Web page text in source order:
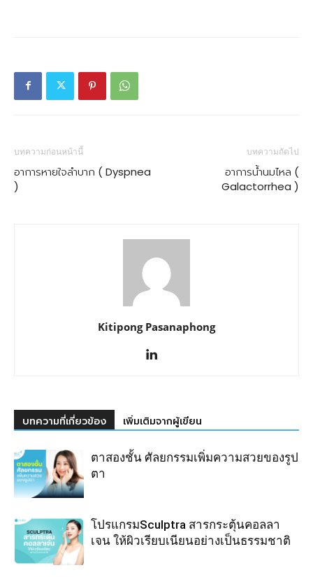
บทความก่อนหน้านี้
อาการหายใจลำบาก ( Dyspnea
)
บทความถัดไป
อาการน้ำนมไหล (
Galactorrhea )
Kitipong Pasanaphong
บทความที่เกี่ยวข้อง เพิ่มเติมจากผู้เขียน
ตาสองชั้น ศัลยกรรมเพิ่มความสวยของรูป
ตา
โปรแกรมSculptra สารกระตุ้นคอลลา
เจน ให้ผิวเรียบเนียนอย่างเป็นธรรมชาติ